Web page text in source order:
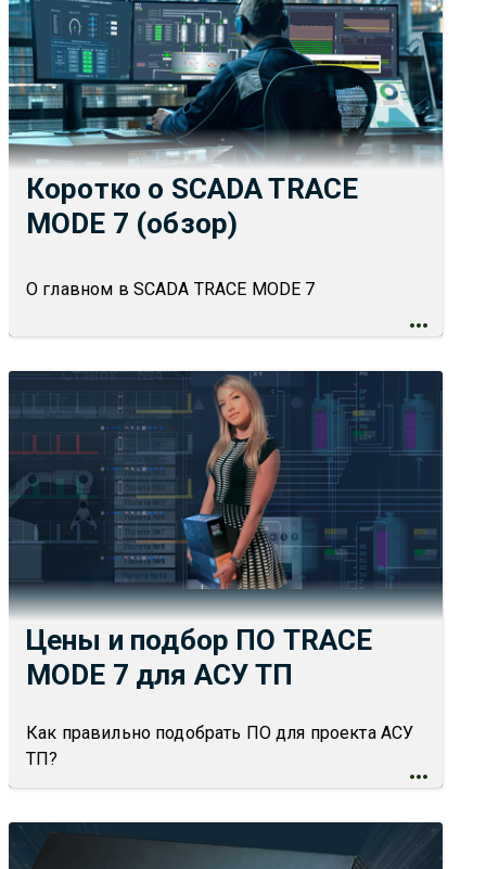
Коротко о SCADA TRACE
MODE 7 (обзор)
О главном в SCADA TRACE MODE 7
Цены и подбор ПО TRACE
MODE 7 для АСУ ТП
Как правильно подобрать ПО для проекта АСУ
ТП?